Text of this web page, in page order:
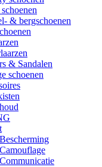
& bergschoenen
& Sandalen
schoenen
Bescherming
Camouflage
Communicatie